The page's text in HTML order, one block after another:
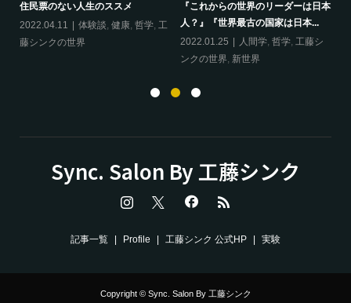
住民票のない人生のススメ
2022.04.11
体験談, 健康, 哲学, 工
藤シンクの世界
『これからの世界のリーダーは日本
人？』『世界最古の国家は日本...
2022.01.25
人間学, 哲学, 工藤シ
ンクの世界, 新世界
Sync. Salon By 工藤シンク
記事一覧 Profile 工藤シンク 公式HP 実験
Copyright © Sync. Salon By 工藤シンク